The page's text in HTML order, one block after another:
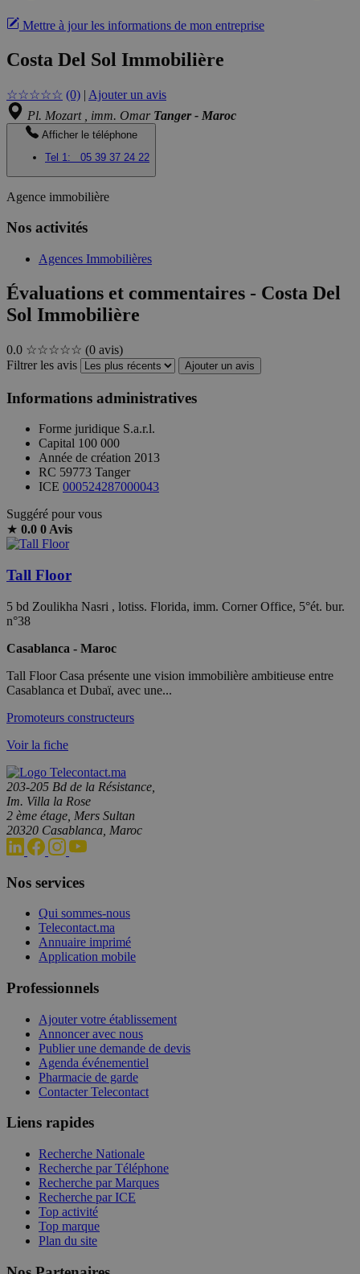
Mettre à jour les informations de mon entreprise
Costa Del Sol Immobilière
☆☆☆☆☆ (0) | Ajouter un avis
Pl. Mozart , imm. Omar Tanger - Maroc
Afficher le téléphone
Tel 1:
05 39 37 24 22
Agence immobilière
Nos activités
Agences Immobilières
Évaluations et commentaires - Costa Del
Sol Immobilière
0.0 ☆☆☆☆☆ (0 avis)
Filtrer les avis
Ajouter un avis
Informations administratives
Forme juridique S.a.r.l.
Capital 100 000
Année de création 2013
RC 59773 Tanger
ICE 000524287000043
Suggéré pour vous
★ 0.0 0 Avis
Tall Floor
5 bd Zoulikha Nasri , lotiss. Florida, imm. Corner Office, 5°ét. bur.
n°38
Casablanca - Maroc
Tall Floor Casa présente une vision immobilière ambitieuse entre
Casablanca et Dubaï, avec une...
Promoteurs constructeurs
Voir la fiche
203-205 Bd de la Résistance,
Im. Villa la Rose
2 ème étage, Mers Sultan
20320 Casablanca, Maroc
Nos services
Qui sommes-nous
Telecontact.ma
Annuaire imprimé
Application mobile
Professionnels
Ajouter votre établissement
Annoncer avec nous
Publier une demande de devis
Agenda événementiel
Pharmacie de garde
Contacter Telecontact
Liens rapides
Recherche Nationale
Recherche par Téléphone
Recherche par Marques
Recherche par ICE
Top activité
Top marque
Plan du site